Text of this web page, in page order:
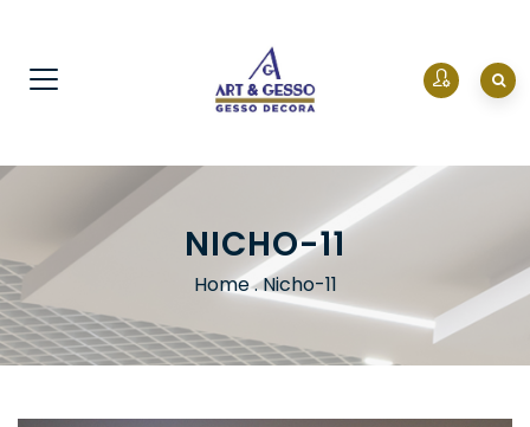
NICHO-11
Home.Nicho-11